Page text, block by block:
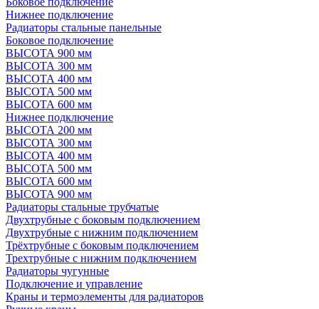
Нижнее подключение
Радиаторы стальные панельные
Боковое подключение
ВЫСОТА 900 мм
ВЫСОТА 300 мм
ВЫСОТА 400 мм
ВЫСОТА 500 мм
ВЫСОТА 600 мм
Нижнее подключение
ВЫСОТА 200 мм
ВЫСОТА 300 мм
ВЫСОТА 400 мм
ВЫСОТА 500 мм
ВЫСОТА 600 мм
ВЫСОТА 900 мм
Радиаторы стальные трубчатые
Двухтрубные с боковым подключением
Двухтрубные с нижним подключением
Трёхтрубные с боковым подключением
Трехтрубные с нижним подключением
Радиаторы чугунные
Подключение и управление
Краны и термоэлементы для радиаторов